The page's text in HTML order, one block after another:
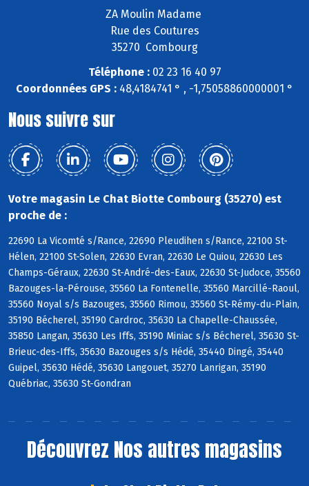
ZA Moulin Madame
Rue des Coutures
35270 Combourg
Téléphone :02 23 16 40 97
Coordonnées GPS : 48,4184741 ° , -1,75058860000001 °
Nous suivre sur
Votre magasin Le Chat Biotte Combourg (35270) est
proche de :
22690 La Vicomté s/Rance, 22690 Pleudihen s/Rance, 22100 St-
Hélen, 22100 St-Solen, 22630 Evran, 22630 Le Quiou, 22630 Les
Champs-Géraux, 22630 St-André-des-Eaux, 22630 St-Judoce, 35560
Bazouges-la-Pérouse, 35560 La Fontenelle, 35560 Marcillé-Raoul,
35560 Noyal s/s Bazouges, 35560 Rimou, 35560 St-Rémy-du-Plain,
35190 Bécherel, 35190 Cardroc, 35630 La Chapelle-Chaussée,
35850 Langan, 35630 Les Iffs, 35190 Miniac s/s Bécherel, 35630 St-
Brieuc-des-Iffs, 35630 Bazouges s/s Hédé, 35440 Dingé, 35440
Guipel, 35630 Hédé, 35630 Langouet, 35270 Lanrigan, 35190
Québriac, 35630 St-Gondran
Découvrez Nos autres magasins